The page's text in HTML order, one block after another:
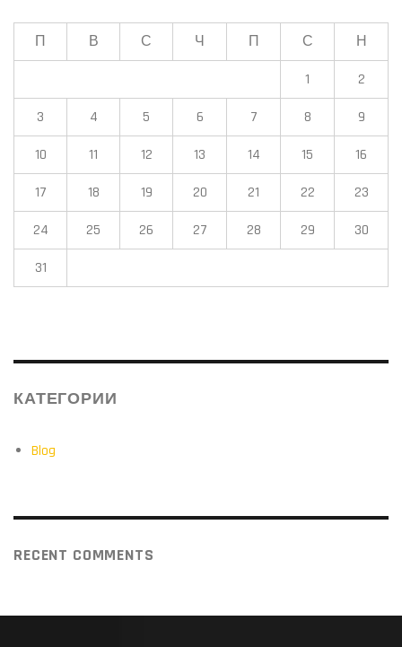
П В С Ч П С
Н
1
2
3
4 5 6 7 8
9
10
11 12 13 14 15
16
17
18 19 20 21 22
23
24
25 26 27 28 29
30
31
КАТЕГОРИИ
Blog
RECENT COMMENTS